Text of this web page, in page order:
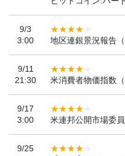
9/3
3:00
地区連銀景況報告
9/11
21:30
米消費者物価指数
9/17
3:00
米連邦公開市場委
9/25